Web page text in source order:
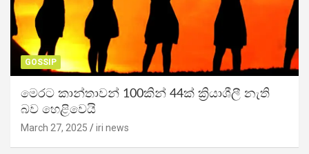
GOSSIP
මෙරට කාන්තාවන් 100කින් 44ක් ක්‍රියාශීලී නැති
බව හෙළිවෙයි
March 27, 2025 iri news